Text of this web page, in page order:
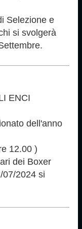
Selezione e
si svolgerà
ENCI
dell'anno
12.00 )
dei Boxer
07/2024 si